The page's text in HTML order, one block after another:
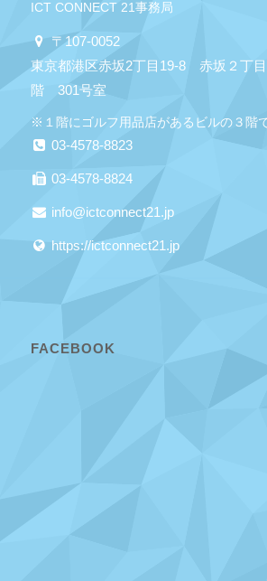
ICT CONNECT 21事務局
〒107-0052
東京都港区赤坂2丁目19-8 赤坂２丁目
階 301号室
※１階にゴルフ用品店があるビルの３階で
03-4578-8823
03-4578-8824
info@ictconnect21.jp
https://ictconnect21.jp
FACEBOOK